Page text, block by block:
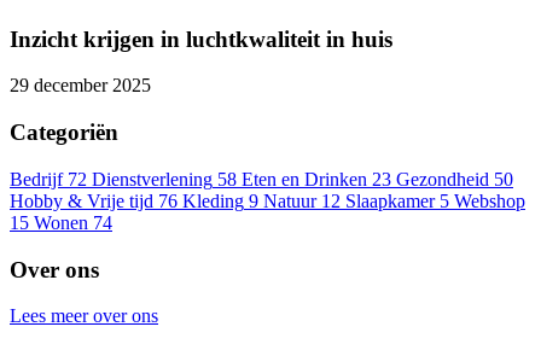
Inzicht krijgen in luchtkwaliteit in huis
29 december 2025
Categoriën
Bedrijf 72 Dienstverlening 58 Eten en Drinken 23 Gezondheid 50
Hobby & Vrije tijd 76 Kleding 9 Natuur 12 Slaapkamer 5 Webshop
15 Wonen 74
Over ons
Lees meer over ons